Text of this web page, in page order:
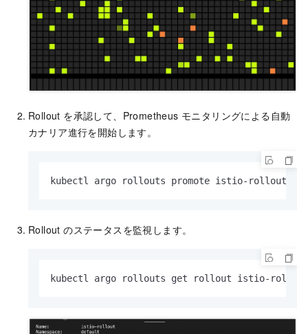
Rollout を承認して、Prometheus モニタリングによる自動
カナリア進行を開始します。
kubectl argo rollouts promote istio-rollout
Rollout のステータスを監視します。
kubectl argo rollouts get rollout istio-rollout